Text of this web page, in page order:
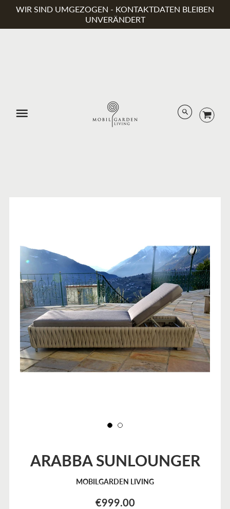
WIR SIND UMGEZOGEN - KONTAKTDATEN BLEIBEN
UNVERÄNDERT
ARABBA SUNLOUNGER
MOBILGARDEN LIVING
€999.00